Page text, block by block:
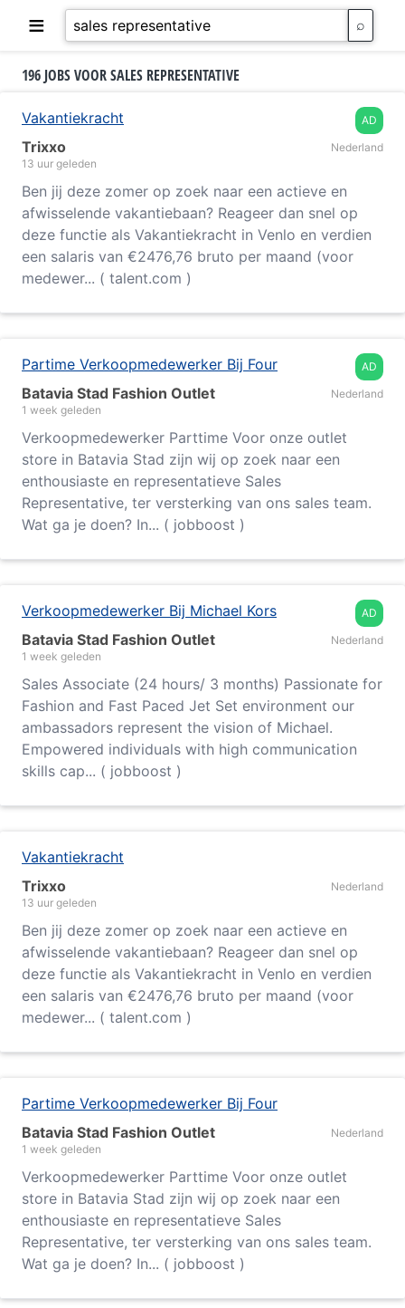
≡
Zoek
vacatures
196 JOBS VOOR SALES REPRESENTATIVE
AD
Vakantiekracht
Trixxo
Nederland
13 uur geleden
Ben jij deze zomer op zoek naar een actieve en
afwisselende vakantiebaan? Reageer dan snel op
deze functie als Vakantiekracht in Venlo en verdien
een salaris van €2476,76 bruto per maand (voor
medewer... ( talent.com )
AD
Partime Verkoopmedewerker Bij Four
Batavia Stad Fashion Outlet
Nederland
1 week geleden
Verkoopmedewerker Parttime Voor onze outlet
store in Batavia Stad zijn wij op zoek naar een
enthousiaste en representatieve Sales
Representative, ter versterking van ons sales team.
Wat ga je doen? In... ( jobboost )
AD
Verkoopmedewerker Bij Michael Kors
Batavia Stad Fashion Outlet
Nederland
1 week geleden
Sales Associate (24 hours/ 3 months) Passionate for
Fashion and Fast Paced Jet Set environment our
ambassadors represent the vision of Michael.
Empowered individuals with high communication
skills cap... ( jobboost )
Vakantiekracht
Trixxo
Nederland
13 uur geleden
Ben jij deze zomer op zoek naar een actieve en
afwisselende vakantiebaan? Reageer dan snel op
deze functie als Vakantiekracht in Venlo en verdien
een salaris van €2476,76 bruto per maand (voor
medewer... ( talent.com )
Partime Verkoopmedewerker Bij Four
Batavia Stad Fashion Outlet
Nederland
1 week geleden
Verkoopmedewerker Parttime Voor onze outlet
store in Batavia Stad zijn wij op zoek naar een
enthousiaste en representatieve Sales
Representative, ter versterking van ons sales team.
Wat ga je doen? In... ( jobboost )